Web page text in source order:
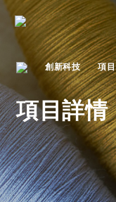
創新科技 項目
項目詳情